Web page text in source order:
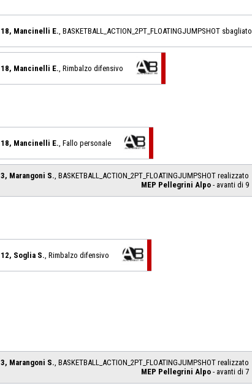
18, Mancinelli E. , BASKETBALL_ACTION_2PT_FLOATINGJUMPSHOT sbagliato
18, Mancinelli E. , Rimbalzo difensivo
18, Mancinelli E. , Fallo personale
3, Marangoni S. , BASKETBALL_ACTION_2PT_FLOATINGJUMPSHOT realizzato
MEP Pellegrini Alpo - avanti di 9
12, Soglia S. , Rimbalzo difensivo
3, Marangoni S. , BASKETBALL_ACTION_2PT_FLOATINGJUMPSHOT realizzato
MEP Pellegrini Alpo - avanti di 7